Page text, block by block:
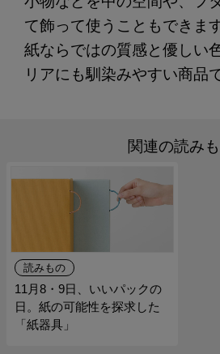
て飾って使うこともできます
紙ならではの質感と優しい
リアにも馴染みやすい商品
関連の読み
読みもの
11月8・9日、いいパックの
日。紙の可能性を探求した
「紙器具」